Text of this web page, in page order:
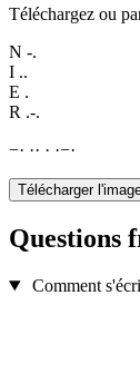
Téléchargez ou
N -.
I ..
E .
R .-.
−· ·· · ·−·
Télécharger
Questions
Comment